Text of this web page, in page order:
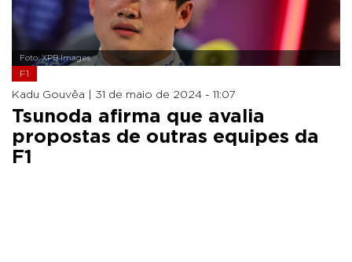
Foto: XPB Images
F1
Kadu Gouvêa | 31 de maio de 2024 - 11:07
Tsunoda afirma que avalia
propostas de outras equipes da
F1